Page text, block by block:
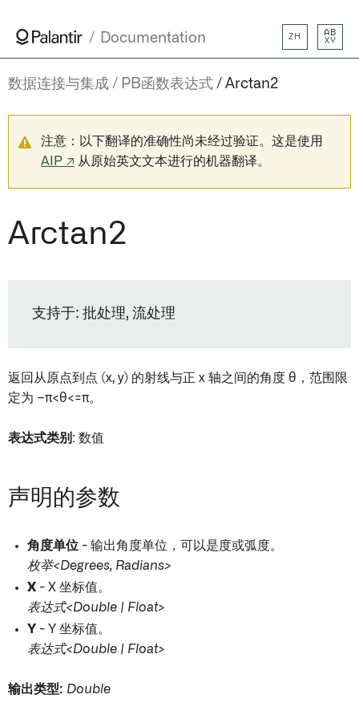
Documentation ZH
AB
XY
数据连接与集成 PB函数表达式 Arctan2
注意：以下翻译的准确性尚未经过验证。这是使用
AIP ↗ 从原始英文文本进行的机器翻译。
Arctan2
支持于: 批处理, 流处理
返回从原点到点 (x, y) 的射线与正 x 轴之间的角度 θ，范围限
定为 −π<θ<=π。
表达式类别 : 数值
声明的参数
角度单位 - 输出角度单位，可以是度或弧度。
枚举<Degrees, Radians>
X - X 坐标值。
表达式<Double | Float>
Y - Y 坐标值。
表达式<Double | Float>
输出类型: Double